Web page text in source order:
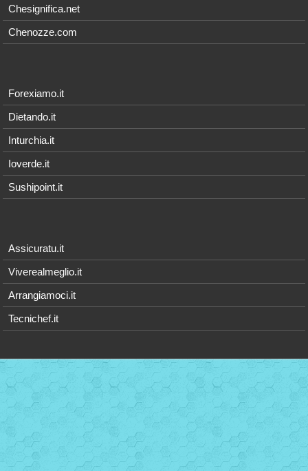
Chesignifica.net
Chenozze.com
Forexiamo.it
Dietando.it
Inturchia.it
Ioverde.it
Sushipoint.it
Assicuratu.it
Viverealmeglio.it
Arrangiamoci.it
Tecnichef.it